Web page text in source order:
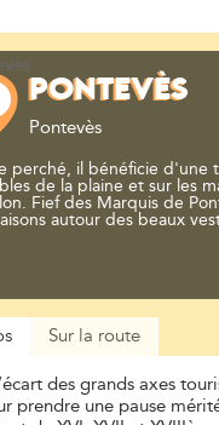
PONTEVÈS
Pontevès
perché, il bénéficie d'une
de la plaine et sur les
Fief des Marquis de
autour des beaux
Sur la route
des grands axes
prendre une pause